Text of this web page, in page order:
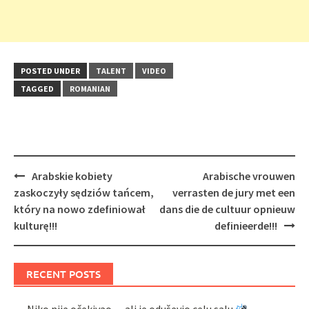
POSTED UNDER TALENT
VIDEO
TAGGED
ROMANIAN
Post
navigation
Arabskie kobiety
zaskoczyły sędziów tańcem,
który na nowo zdefiniował
kulturę!!!
Arabische vrouwen
verrasten de jury met een
dans die de cultuur opnieuw
definieerde!!!
RECENT POSTS